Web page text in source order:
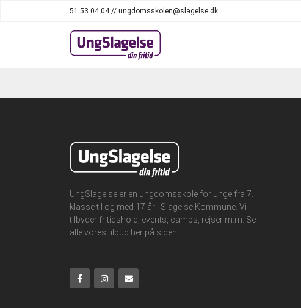
51 53 04 04 // ungdomsskolen@slagelse.dk
UngSlagelse er en ungdomsskole for unge fra 7.
klasse til og med 17 år i Slagelse Kommune. Vi
tilbyder fritidshold, events, camps, rejser m.m. Se
alle vores tilbud her på siden.